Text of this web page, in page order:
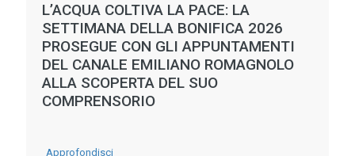
L’ACQUA COLTIVA LA PACE: LA
SETTIMANA DELLA BONIFICA 2026
PROSEGUE CON GLI APPUNTAMENTI
DEL CANALE EMILIANO ROMAGNOLO
ALLA SCOPERTA DEL SUO
COMPRENSORIO
Approfondisci-